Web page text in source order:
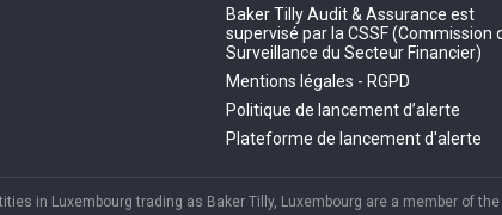
Baker Tilly Audit & Assurance est
supervisé par la CSSF (Commission
Surveillance du Secteur Financier)
Mentions légales - RGPD
Politique de lancement d’alerte
Plateforme de lancement d'alerte
in Luxembourg trading as Baker Tilly, Luxembourg are a member of